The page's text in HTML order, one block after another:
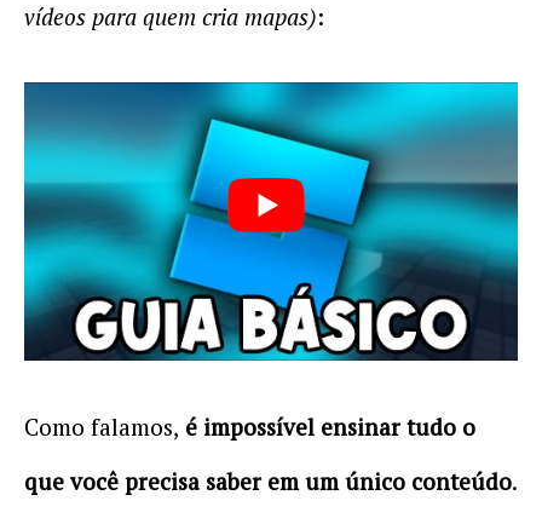
vídeos para quem cria mapas):
Como falamos, é impossível ensinar tudo o
que você precisa saber em um único conteúdo.